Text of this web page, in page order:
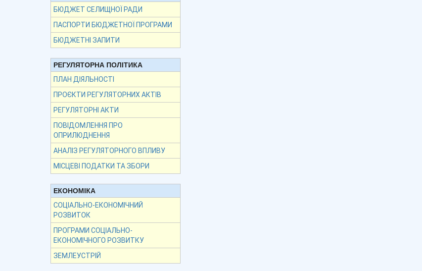
БЮДЖЕТ СЕЛИЩНОЇ РАДИ
ПАСПОРТИ БЮДЖЕТНОЇ ПРОГРАМИ
БЮДЖЕТНІ ЗАПИТИ
РЕГУЛЯТОРНА ПОЛІТИКА
ПЛАН ДІЯЛЬНОСТІ
ПРОЄКТИ РЕГУЛЯТОРНИХ АКТІВ
РЕГУЛЯТОРНІ АКТИ
ПОВІДОМЛЕННЯ ПРО
ОПРИЛЮДНЕННЯ
АНАЛІЗ РЕГУЛЯТОРНОГО ВПЛИВУ
МІСЦЕВІ ПОДАТКИ ТА ЗБОРИ
ЕКОНОМІКА
СОЦІАЛЬНО-ЕКОНОМІЧНИЙ
РОЗВИТОК
ПРОГРАМИ СОЦІАЛЬНО-
ЕКОНОМІЧНОГО РОЗВИТКУ
ЗЕМЛЕУСТРІЙ